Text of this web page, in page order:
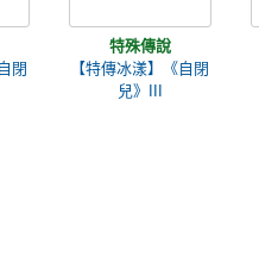
閉
特殊傳說
【特傳冰漾】《自閉
兒》III